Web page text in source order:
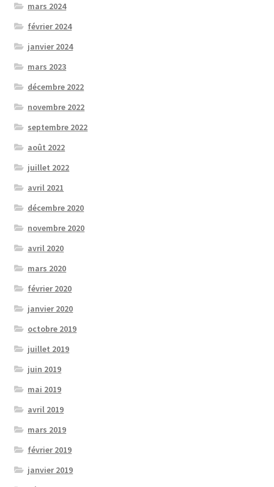
mars 2024
février 2024
janvier 2024
mars 2023
décembre 2022
novembre 2022
septembre 2022
août 2022
juillet 2022
avril 2021
décembre 2020
novembre 2020
avril 2020
mars 2020
février 2020
janvier 2020
octobre 2019
juillet 2019
juin 2019
mai 2019
avril 2019
mars 2019
février 2019
janvier 2019